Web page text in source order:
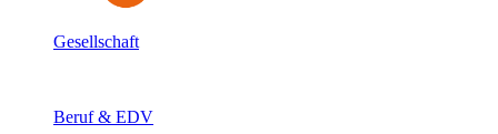
Gesellschaft
Beruf & EDV